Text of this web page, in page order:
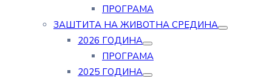
ПРОГРАМА
ЗАШТИТА НА ЖИВОТНА СРЕДИНА
2026 ГОДИНА
ПРОГРАМА
2025 ГОДИНА